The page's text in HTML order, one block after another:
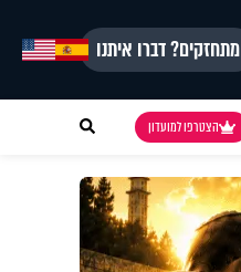
מתחזקים? דברו איתנו
הצטרפו למועדון